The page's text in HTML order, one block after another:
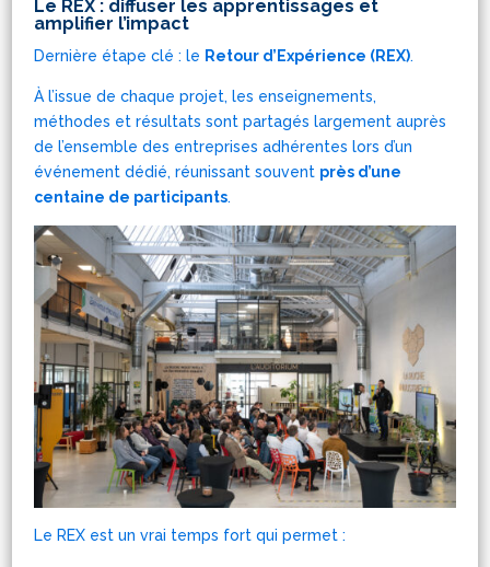
Le REX : diffuser les apprentissages et
amplifier l’impact
Dernière étape clé : le Retour d’Expérience (REX).
À l’issue de chaque projet, les enseignements,
méthodes et résultats sont partagés largement auprès
de l’ensemble des entreprises adhérentes lors d’un
événement dédié, réunissant souvent près d’une
centaine de participants.
Le REX est un vrai temps fort qui permet :